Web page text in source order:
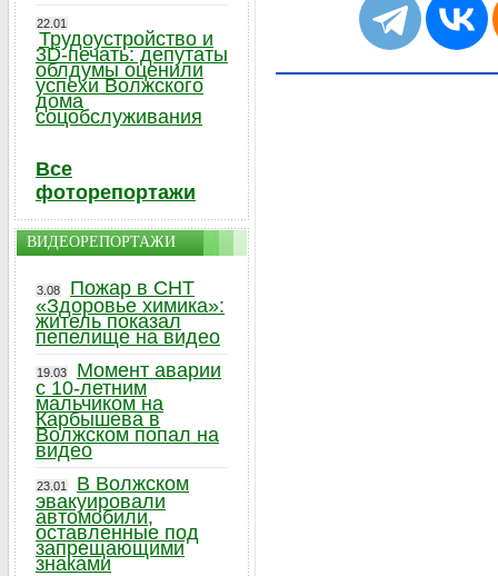
22.01
Трудоустройство и
3D-печать: депутаты
облдумы оценили
успехи Волжского
дома
соцобслуживания
Все
фоторепортажи
ВИДЕОРЕПОРТАЖИ
3.08
Пожар в СНТ
«Здоровье химика»:
житель показал
пепелище на видео
19.03
Момент аварии
с 10-летним
мальчиком на
Карбышева в
Волжском попал на
видео
23.01
В Волжском
эвакуировали
автомобили,
оставленные под
запрещающими
знаками